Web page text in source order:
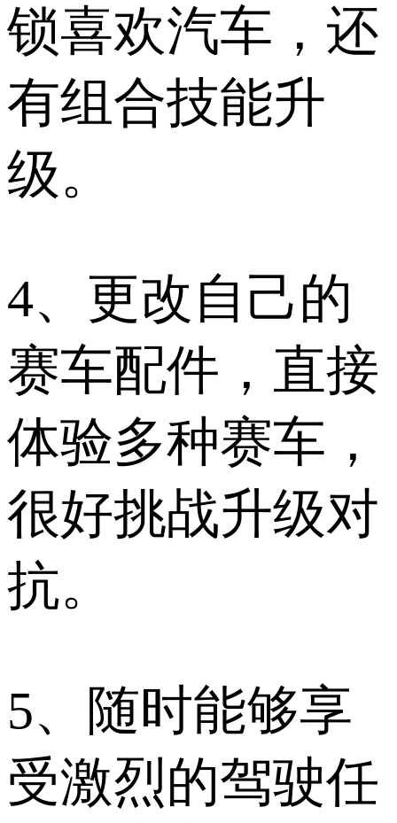
锁喜欢汽车，还
有组合技能升
级。
4、更改自己的
赛车配件，直接
体验多种赛车，
很好挑战升级对
抗。
5、随时能够享
受激烈的驾驶任